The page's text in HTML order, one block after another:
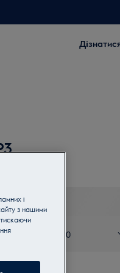
0 800 50 80 20
і
з нашими